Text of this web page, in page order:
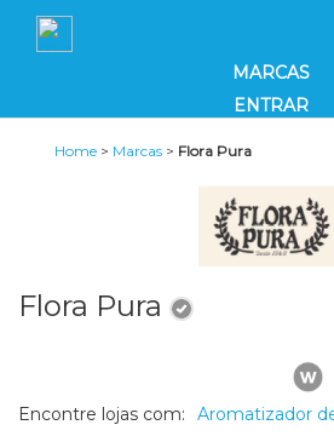
MARCAS
ENTRAR
Home > Marcas > Flora Pura
Flora Pura
Encontre lojas com: Aromatizador